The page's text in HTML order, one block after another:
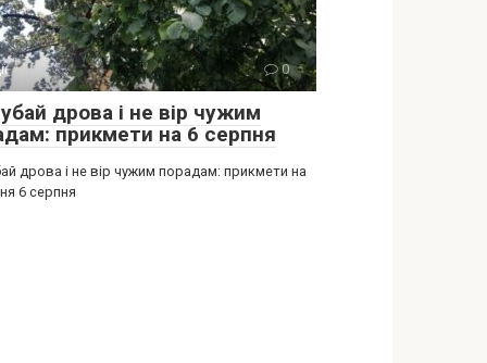
0
дрова і не вір чужим
прикмети на 6 серпня
дрова і не вір чужим порадам: прикмети на
6 серпня